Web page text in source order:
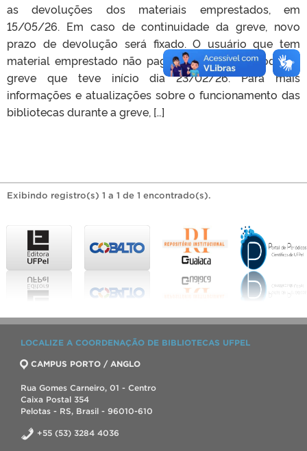
as devoluções dos materiais emprestados, em
15/05/26. Em caso de continuidade da greve, novo
prazo de devolução será fixado. O usuário que tem
material emprestado não pagará multa no período da
greve que teve início dia 23/02/26. Para mais
informações e atualizações sobre o funcionamento das
bibliotecas durante a greve, […]
Exibindo registro(s) 1 a 1 de 1 encontrado(s).
LOCALIZE A COORDENAÇÃO DE BIBLIOTECAS UFPEL
CAMPUS PORTO / ANGLO
Rua Gomes Carneiro, 01 - Centro
Caixa Postal 354
Pelotas - RS, Brasil - 96010-610
+55 (53) 3284 4036